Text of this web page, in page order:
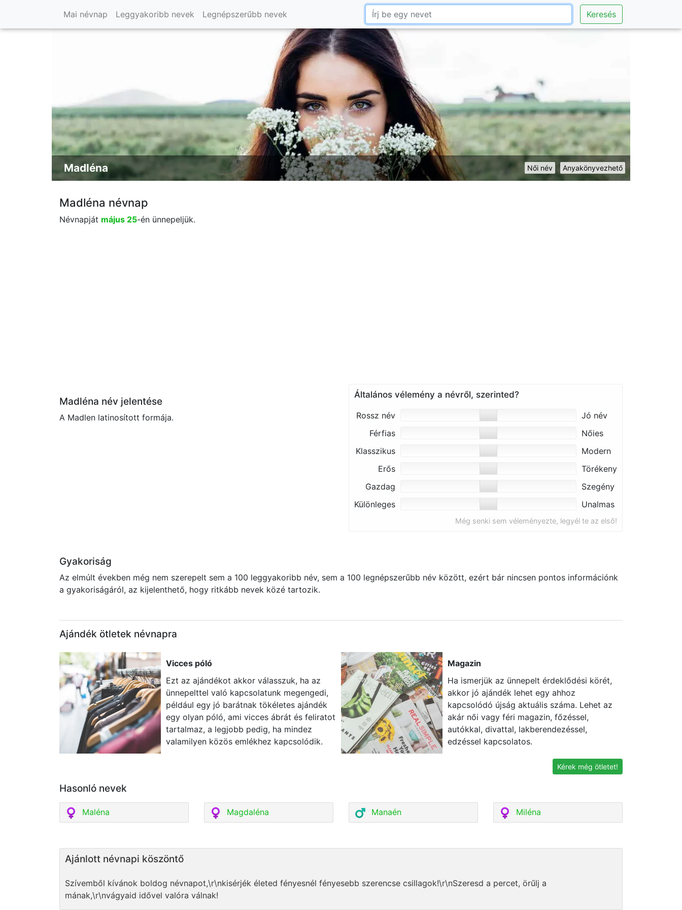
Mai névnap Leggyakoribb nevek Legnépszerűbb nevek Keresés
Anyakönyvezhető
Női név
Madléna
Madléna névnap
Névnapját május 25-én ünnepeljük.
Madléna név jelentése
A Madlen latinosított formája.
Általános vélemény a névről, szerinted?
Rossz név
Jó név
Férfias
Nőies
Klasszikus
Modern
Erős
Törékeny
Gazdag
Szegény
Különleges
Unalmas
Még senki sem véleményezte, legyél te az első!
Gyakoriság
Az elmúlt években még nem szerepelt sem a 100 leggyakoribb név, sem a 100 legnépszerűbb név között, ezért bár nincsen pontos információnk
a gyakoriságáról, az kijelenthető, hogy ritkább nevek közé tartozik.
Ajándék ötletek névnapra
Vicces póló
Ezt az ajándékot akkor válasszuk, ha az
ünnepelttel való kapcsolatunk megengedi,
például egy jó barátnak tökéletes ajándék
egy olyan póló, ami vicces ábrát és feliratot
tartalmaz, a legjobb pedig, ha mindez
valamilyen közös emlékhez kapcsolódik.
Magazin
Ha ismerjük az ünnepelt érdeklődési körét,
akkor jó ajándék lehet egy ahhoz
kapcsolódó újság aktuális száma. Lehet az
akár női vagy féri magazin, főzéssel,
autókkal, divattal, lakberendezéssel,
edzéssel kapcsolatos.
Kérek még ötletet!
Hasonló nevek
Maléna Magdaléna Manaén Miléna
Ajánlott névnapi köszöntő
Szívemből kívánok boldog névnapot,\r\nkisérjék életed fényesnél fényesebb szerencse csillagok!\r\nSzeresd a percet, örűlj a
mának,\r\nvágyaid idővel valóra válnak!